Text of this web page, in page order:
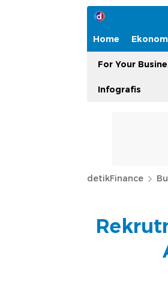
Home
For Your
Infografis
detikFinance